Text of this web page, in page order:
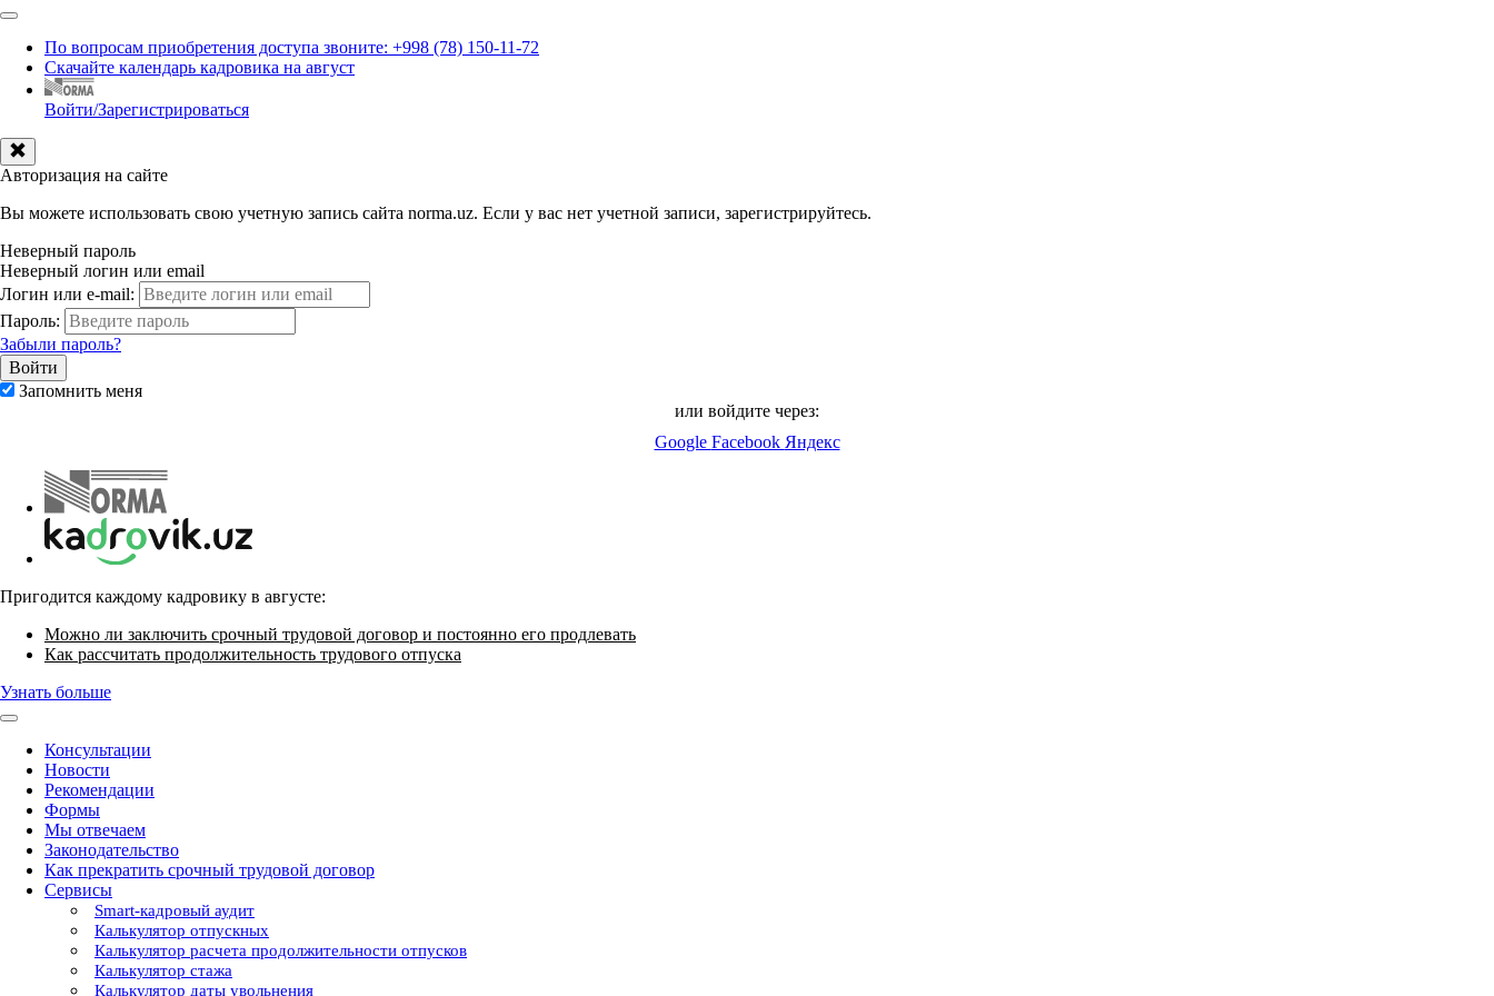
По вопросам приобретения доступа звоните: +998 (78) 150-11-72
Скачайте календарь кадровика на август
Войти/Зарегистрироваться
Авторизация на сайте
Вы можете использовать свою учетную запись сайта norma.uz. Если у вас нет учетной записи, зарегистрируйтесь.
Неверный пароль
Неверный логин или email
Логин или e-mail:
Пароль:
Забыли пароль?
Запомнить меня
или войдите через:
Google Facebook Яндекс
Пригодится каждому кадровику в августе:
Можно ли заключить срочный трудовой договор и постоянно его продлевать
Как рассчитать продолжительность трудового отпуска
Узнать больше
Консультации
Новости
Рекомендации
Формы
Мы отвечаем
Законодательство
Как прекратить срочный трудовой договор
Сервисы
Smart-кадровый аудит
Калькулятор отпускных
Калькулятор расчета продолжительности отпусков
Калькулятор стажа
Калькулятор даты увольнения